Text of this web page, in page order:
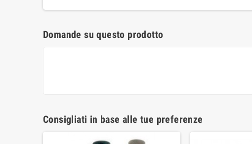
Domande su questo prodotto
Consigliati in base alle tue preferenze